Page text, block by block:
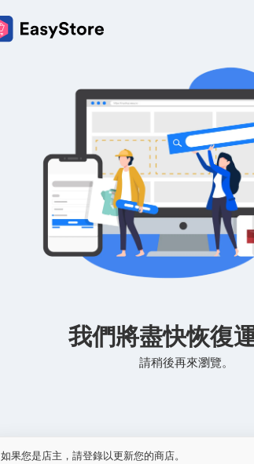
我們將盡快恢復運
請稍後再來瀏覽。
如果您是店主，請登錄以更新您的商店。